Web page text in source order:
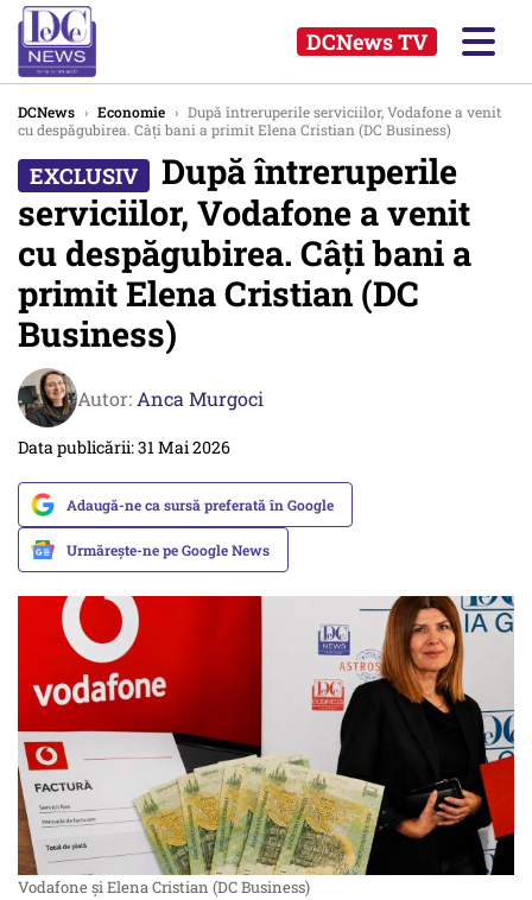
DCNews TV
DCNews › Economie › După întreruperile serviciilor, Vodafone a venit
cu despăgubirea. Câți bani a primit Elena Cristian (DC Business)
După întreruperile
serviciilor, Vodafone a venit
cu despăgubirea. Câți bani a
primit Elena Cristian (DC
Business)
Autor: Anca Murgoci
Data publicării: 31 Mai 2026
Adaugă-ne ca sursă preferată în Google
Urmărește-ne pe Google News
Vodafone și Elena Cristian (DC Business)